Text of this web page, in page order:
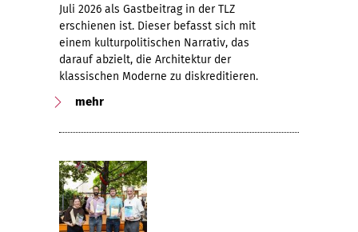
Juli 2026 als Gastbeitrag in der TLZ
erschienen ist. Dieser befasst sich mit
einem kulturpolitischen Narrativ, das
darauf abzielt, die Architektur der
klassischen Moderne zu diskreditieren.
mehr